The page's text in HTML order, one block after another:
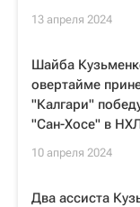
13 апреля 2024
Шайба
овертайме
"Калгари"
"Сан-Хосе" в
10 апреля 2024
Два ассиста